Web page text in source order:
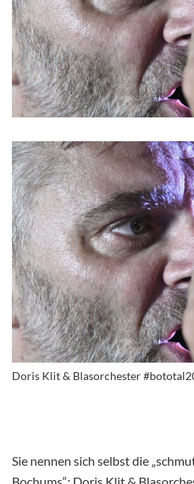
Doris Klit & Blasorchester
Sie nennen sich selbst die
Bochums“: Doris Klit &